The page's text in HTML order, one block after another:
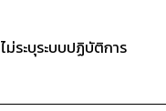
ไม่ระบุระบบปฏิบัติการ